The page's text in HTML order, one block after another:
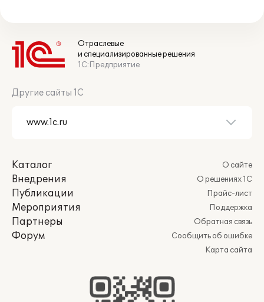
Отраслевые
и специализированные решения
1С:Предприятие
Другие сайты 1С
Каталог
Внедрения
Публикации
Мероприятия
Партнеры
Форум
О сайте
О решениях 1С
Прайс-лист
Поддержка
Обратная связь
Сообщить об ошибке
Карта сайта